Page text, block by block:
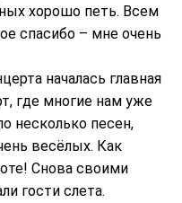
хорошо петь. Всем
спасибо – мне очень
началась главная
где многие нам уже
несколько песен,
весёлых. Как
Снова своими
гости слета.